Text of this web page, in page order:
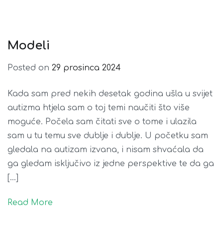
Modeli
Posted on 29 prosinca 2024
Kada sam pred nekih desetak godina ušla u svijet
autizma htjela sam o toj temi naučiti što više
moguće. Počela sam čitati sve o tome i ulazila
sam u tu temu sve dublje i dublje. U početku sam
gledala na autizam izvana, i nisam shvaćala da
ga gledam isključivo iz jedne perspektive te da ga
[…]
Read More